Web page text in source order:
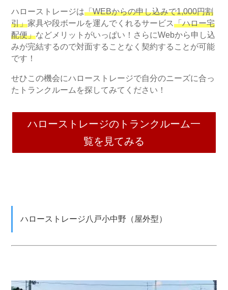
ハローストレージは「WEBからの申し込みで1,000円割
引」家具や段ボールを運んでくれるサービス「ハロー宅
配便」などメリットがいっぱい！さらにWebから申し込
みが完結するので対面することなく契約することが可能
です！
せひこの機会にハローストレージで自分のニーズに合っ
たトランクルームを探してみてください！
ハローストレージのトランクルーム一
覧を見てみる
ハローストレージ八戸小中野（屋外型）